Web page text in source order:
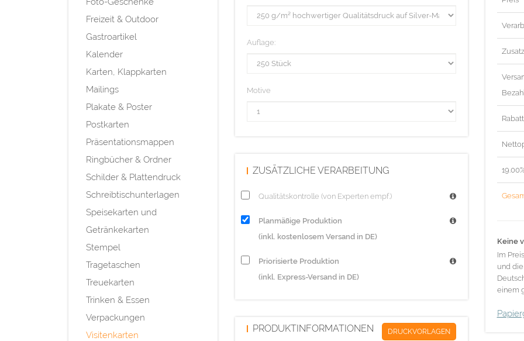
Freizeit & Outdoor
Gastroartikel
Kalender
Karten, Klappkarten
Mailings
Plakate & Poster
Postkarten
Präsentationsmappen
Ringbücher & Ordner
Schilder & Plattendruck
Schreibtischunterlagen
Speisekarten und
Getränkekarten
Stempel
Tragetaschen
Treuekarten
Trinken & Essen
Verpackungen
Visitenkarten
Auflage:
Motive
ZUSÄTZLICHE VERARBEITUNG
Qualitätskontrolle (von Experten empf.)
Planmäßige Produktion
(inkl. kostenlosem Versand in DE)
Priorisierte Produktion
(inkl. Express-Versand in DE)
PRODUKTINFORMATIONEN DRUCKVORLAGEN
Keine
Im
und
einem